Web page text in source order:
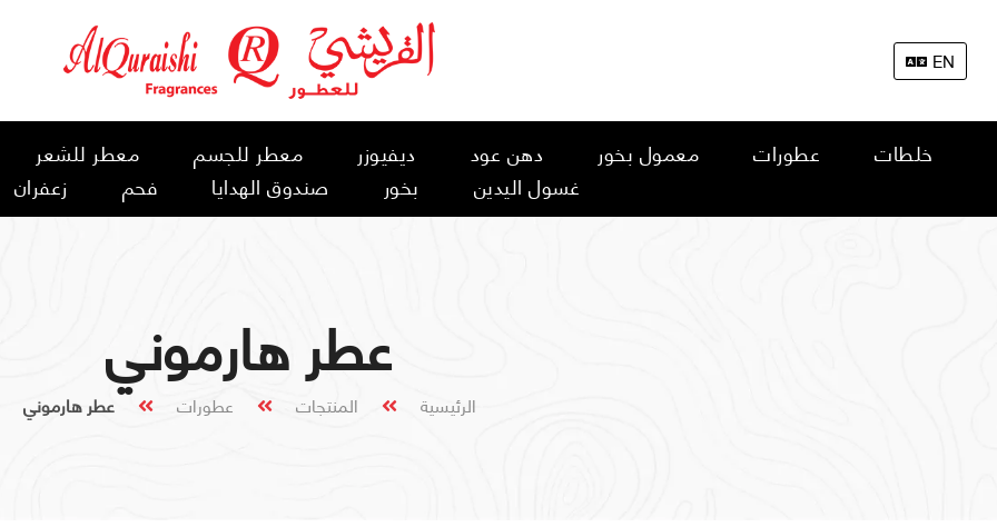
EN
خلطات عطورات معمول بخور دهن عود ديفيوزر معطر للجسم معطر للشعر
غسول اليدين
بخور صندوق الهدايا فحم زعفران
عطر هارموني
الرئيسية المنتجات عطورات عطر هارموني